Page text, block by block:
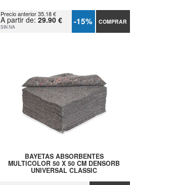
Precio anterior 35.18 €
A partir de:29.90 €
SIN IVA -15% COMPRAR
BAYETAS ABSORBENTES
MULTICOLOR 50 X 50 CM DENSORB
UNIVERSAL CLASSIC